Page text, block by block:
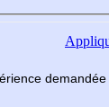
demandée